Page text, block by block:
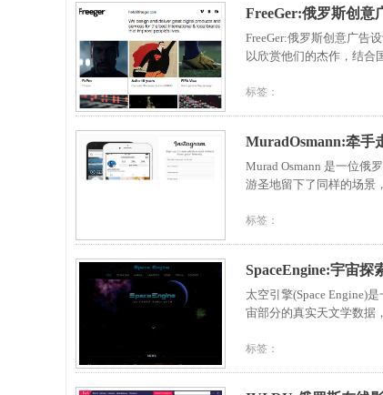
FreeGer:俄罗斯创意
FreeGer:俄罗斯创意广告
以欣赏他们的杰作，结合
标签：
MuradOsmann:牵手
Murad Osmann 是一位俄
游圣地留下了同样的场景
标签：
SpaceEngine:宇宙探
太空引擎(Space Engine)
宙部分的真实天文学数据
标签：